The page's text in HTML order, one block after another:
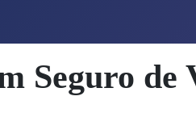
Seguro